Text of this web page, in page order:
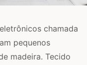
chamada
pequenos
madeira. Tecido